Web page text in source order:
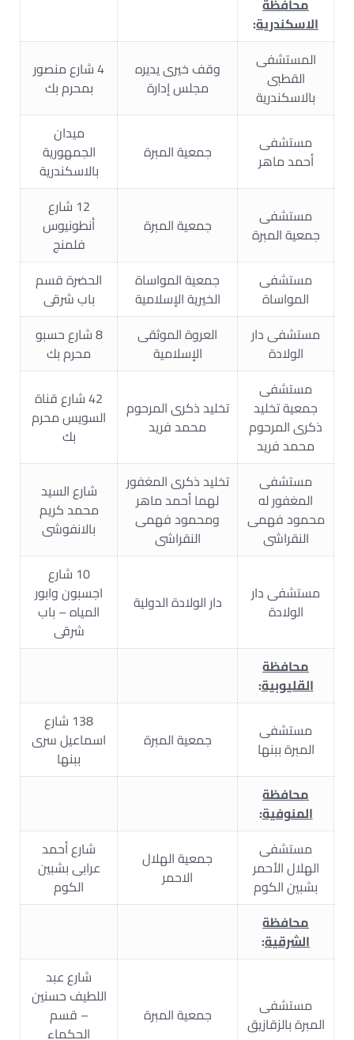
محافظة
الاسكندرية:
المستشفى
القطبى
بالاسكندرية
وقف خيرى يديره
مجلس إدارة
4 شارع منصور
بمحرم بك
مستشفى
أحمد ماهر
جمعية المبرة
ميدان
الجمهورية
بالاسكندرية
مستشفى
جمعية المبرة
جمعية المبرة
12 شارع
أنطونيوس
فلمنج
مستشفى
المواساة
جمعية المواساة
الخيرية الإسلامية
الحضرة قسم
باب شرقى
مستشفى دار
الولادة
العروة الموثقى
الإسلامية
8 شارع حسبو
محرم بك
مستشفى
جمعية تخليد
ذكرى المرحوم
محمد فريد
تخليد ذكرى المرحوم
محمد فريد
42 شارع قناة
السويس محرم
بك
مستشفى
المغفور له
محمود فهمى
النقراشى
تخليد ذكرى المغفور
لهما أحمد ماهر
ومحمود فهمى
النقراشى
شارع السيد
محمد كريم
بالانفوشى
مستشفى دار
الولادة
دار الولادة الدولية
10 شارع
اجسبون وابور
المياه – باب
شرقى
محافظة
القليوبية:
مستشفى
المبرة ببنها
جمعية المبرة
138 شارع
اسماعيل سرى
ببنها
محافظة
المنوفية:
مستشفى
الهلال الأحمر
بشبين الكوم
جمعية الهلال
الاحمر
شارع أحمد
عرابى بشبين
الكوم
محافظة
الشرقية:
مستشفى
المبرة بالزقازيق
جمعية المبرة
شارع عبد
اللطيف حسنين
– قسم
الحكماء